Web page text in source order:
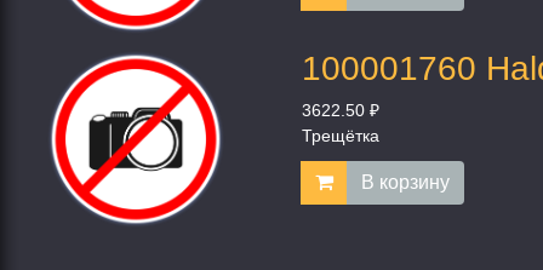
100001760
3622.50 ₽
Трещётка
В корзину